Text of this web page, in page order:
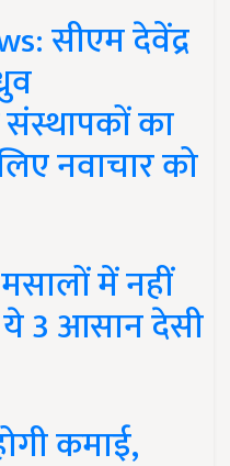
सीएम देवेंद्र
का
नवाचार को
में नहीं
3 आसान देसी
कमाई,